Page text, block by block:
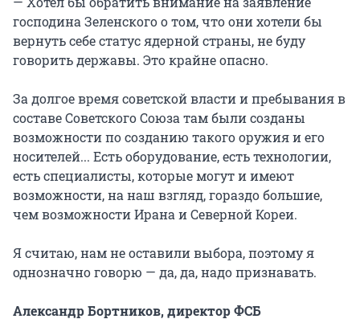
господина Зеленского о том, что они хотели бы
вернуть себе статус ядерной страны, не буду
говорить державы. Это крайне опасно.
За долгое время советской власти и пребывания в
составе Советского Союза там были созданы
возможности по созданию такого оружия и его
носителей... Есть оборудование, есть технологии,
есть специалисты, которые могут и имеют
возможности, на наш взгляд, гораздо большие,
чем возможности Ирана и Северной Кореи.
Я считаю, нам не оставили выбора, поэтому я
однозначно говорю — да, да, надо признавать.
Александр Бортников, директор ФСБ